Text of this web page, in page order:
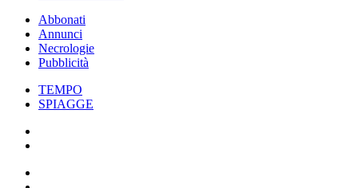
Abbonati
Annunci
Necrologie
Pubblicità
TEMPO
SPIAGGE